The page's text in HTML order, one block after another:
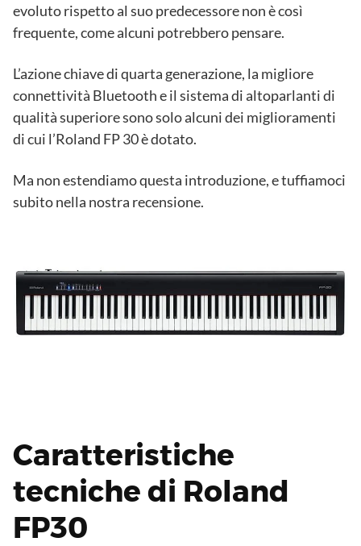
evoluto rispetto al suo predecessore non è così
frequente, come alcuni potrebbero pensare.
L’azione chiave di quarta generazione, la migliore
connettività Bluetooth e il sistema di altoparlanti di
qualità superiore sono solo alcuni dei miglioramenti
di cui l’Roland FP 30 è dotato.
Ma non estendiamo questa introduzione, e tuffiamoci
subito nella nostra recensione.
Caratteristiche
tecniche di Roland
FP30